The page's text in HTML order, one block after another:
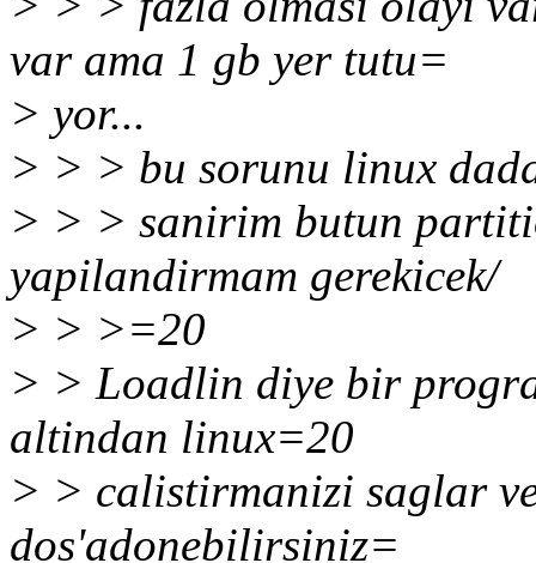
var ama 1 gb yer tutu=
> yor...
> > > bu sorunu linux
> > > sanirim butun
yapilandirmam gerekicek/
> > >=20
> > Loadlin diye bir
altindan linux=20
> > calistirmanizi saglar
dos'adonebilirsiniz=